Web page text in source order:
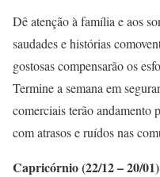
Dê atenção à família e aos
saudades e histórias
gostosas compensarão os
Termine a semana em
comerciais terão andamento
com atrasos e ruídos nas
Capricórnio (22/12 – 20/01)